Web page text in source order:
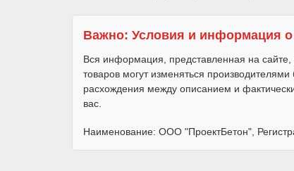
Важно: Условия и информация о
Вся информация, представленная на
товаров могут изменяться
расхождения между описанием и
вас.
Наименование: ООО "ПроектБетон",